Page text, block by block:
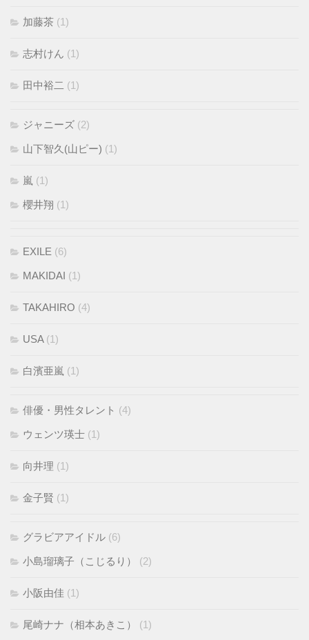
加藤茶 (1)
志村けん (1)
田中裕二 (1)
ジャニーズ (2)
山下智久(山ピー) (1)
嵐 (1)
櫻井翔 (1)
EXILE (6)
MAKIDAI (1)
TAKAHIRO (4)
USA(1)
白濱亜嵐 (1)
俳優・男性タレント (4)
ウェンツ瑛士 (1)
向井理 (1)
金子賢 (1)
グラビアアイドル (6)
小島瑠璃子（こじるり） (2)
小阪由佳 (1)
尾崎ナナ（相本あきこ） (1)